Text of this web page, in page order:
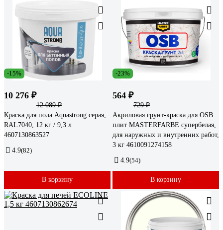
-15%
10 276 ₽
12 089 ₽
Краска для пола Aquastrong серая,
RAL7040, 12 кг / 9,3 л
4607130863527
4.9(82)
В корзину
-23%
564 ₽
729 ₽
Акриловая грунт-краска для OSB
плит MASTERFARBE супербелая,
для наружных и внутренних работ,
3 кг 4610091274158
4.9(54)
В корзину